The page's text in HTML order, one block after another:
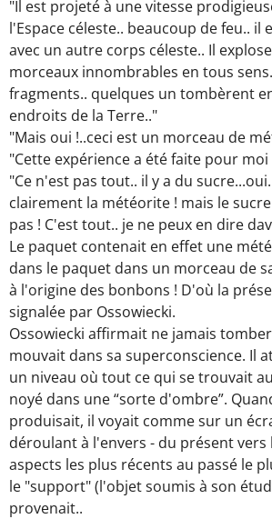
"Il est projeté à une vitesse
l'Espace céleste.. beaucoup de feu.. il
avec un autre corps céleste.. Il
morceaux innombrables en tous
fragments.. quelques un tombèrent
endroits de la Terre.."
"Mais oui !..ceci est un morceau de
"Cette expérience a été faite pour moi
"Ce n'est pas tout.. il y a du
clairement la météorite ! mais le
pas ! C'est tout.. je ne peux en dire
Le paquet contenait en effet une
dans le paquet dans un morceau de
à l'origine des bonbons ! D'où la
signalée par Ossowiecki.
Ossowiecki affirmait ne jamais
mouvait dans sa superconscience. Il
un niveau où tout ce qui se trouvait
noyé dans une “sorte d'ombre”.
produisait, il voyait comme sur un
déroulant à l'envers - du présent vers
aspects les plus récents au passé le
le "support" (l'objet soumis à son
provenait..